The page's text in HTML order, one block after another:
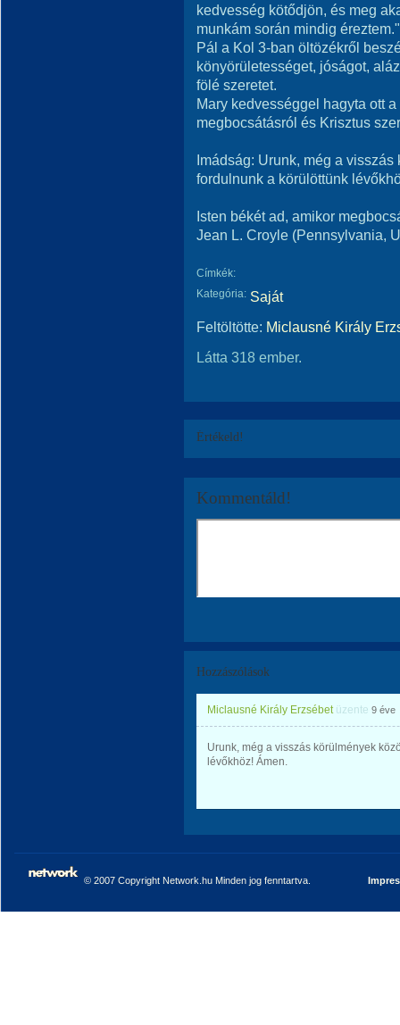
kedvesség kötődjön, és meg
munkám során mindig
Pál a Kol 3-ban öltözékről
könyörületességet, jóságot,
fölé szeretet.
Mary kedvességgel hagyta ott
megbocsátásról és Krisztus
Imádság: Urunk, még a
fordulnunk a körülöttünk
Isten békét ad, amikor
Jean L. Croyle (Pennsylvania,
Címkék:
Kategória: Saját
Feltöltötte: Miclausné Király
Látta 318 ember.
Értékeld!
Kommentáld!
Hozzászólások
Miclausné Király Erzsébetüzente 9 éve
Urunk, még a visszás körülmények
lévőkhöz! Ámen.
© 2007 Copyright Network.hu Minden jog fenntartva.